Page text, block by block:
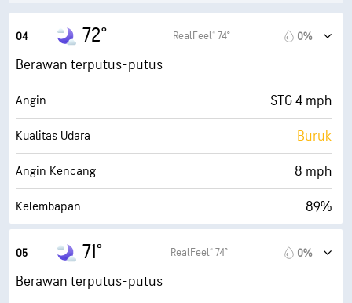
04 72° RealFeel® 74° 0%
Berawan terputus-putus
Angin STG 4 mph
Kualitas Udara Buruk
Angin Kencang 8 mph
Kelembapan 89%
Titik Embun
AccuLumen Brightness Index™
05 71° RealFeel® 74° 0%
Berawan terputus-putus